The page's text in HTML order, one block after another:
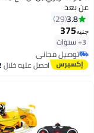
عن بعد
3.8
29
جنيه375
3+ سنوات
توصيل مجاني
توصيل مجانياحصل عليه خلال